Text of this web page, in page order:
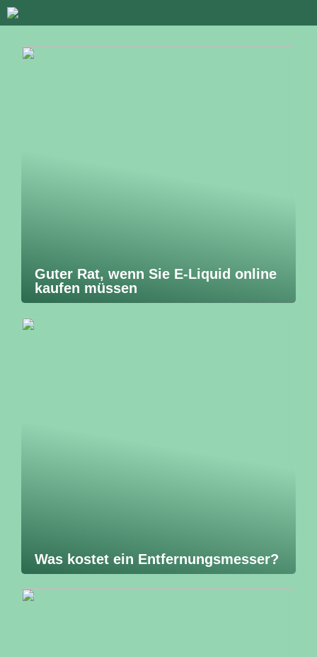
Guter Rat, wenn Sie E-Liquid online
kaufen müssen
Was kostet ein Entfernungsmesser?